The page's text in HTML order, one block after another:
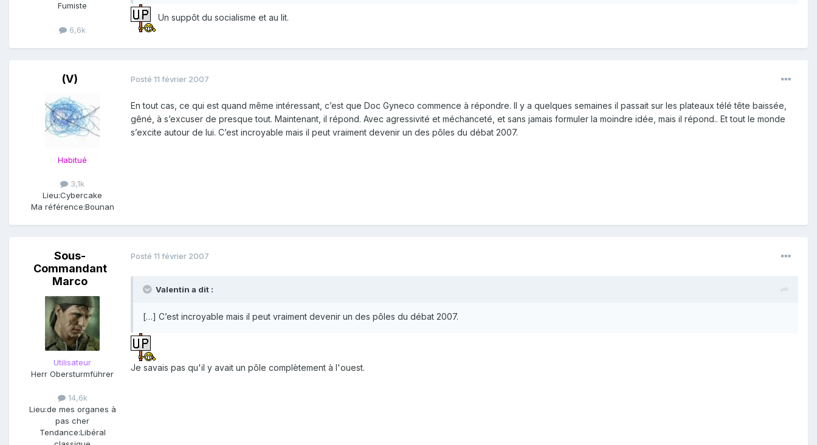
Fumiste
6,6k
Un suppôt du socialisme et au lit.
(V)
Habitué
3,1k
Lieu:Cybercake
Ma référence:Bounan
Posté 11 février 2007
En tout cas, ce qui est quand même intéressant, c’est que Doc Gyneco commence à répondre. Il y a quelques semaines il passait sur les plateaux télé tête baissée,
gêné, à s’excuser de presque tout. Maintenant, il répond. Avec agressivité et méchanceté, et sans jamais formuler la moindre idée, mais il répond.. Et tout le monde
s’excite autour de lui. C’est incroyable mais il peut vraiment devenir un des pôles du débat 2007.
Sous-
Commandant
Marco
Utilisateur
Herr Obersturmführer
14,6k
Lieu:de mes organes à
pas cher
Tendance:Libéral
Posté 11 février 2007
Valentin a dit :
[…] C’est incroyable mais il peut vraiment devenir un des pôles du débat 2007.
Je savais pas qu'il y avait un pôle complètement à l'ouest.